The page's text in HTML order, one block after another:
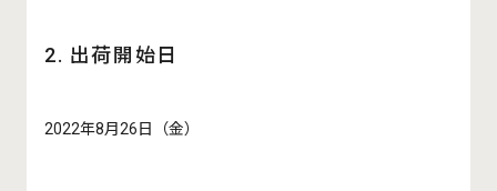
2. 出荷開始日
2022年8月26日（金）